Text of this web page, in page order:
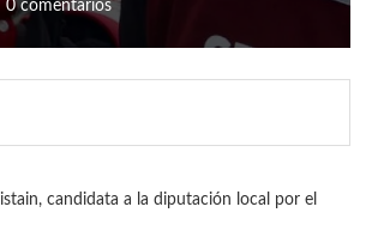
0 comentarios
candidata a la diputación local por el